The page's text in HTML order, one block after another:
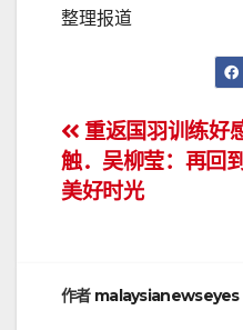
整理报道
文
章
航
重返国羽训练好
触．吴柳莹：再回到
美好时光
作者 malaysianewseyes